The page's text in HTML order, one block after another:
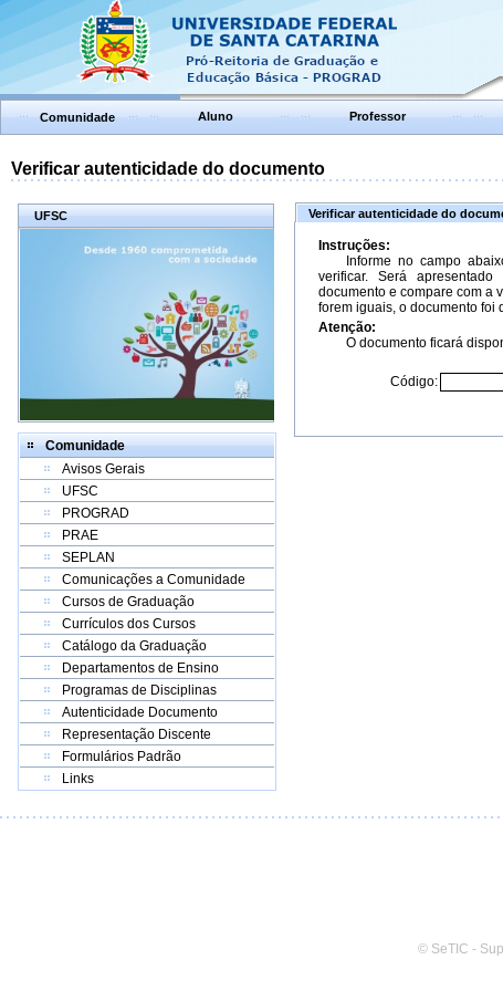
Comunidade Aluno Professor
Verificar autenticidade do documento
UFSC
Comunidade
Avisos Gerais
UFSC
PROGRAD
PRAE
SEPLAN
Comunicações a Comunidade
Cursos de Graduação
Currículos dos Cursos
Catálogo da Graduação
Departamentos de Ensino
Programas de Disciplinas
Autenticidade Documento
Representação Discente
Formulários Padrão
Links
Verificar autenticidade do
Instruções:
Informe no campo
verificar. Será
documento e compare com a
forem iguais, o documento foi
Atenção:
O documento ficará
Código:
© SeTIC -